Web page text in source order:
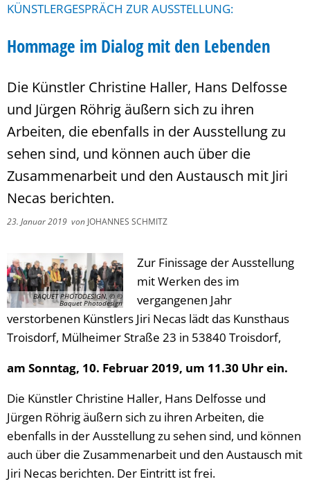
KÜNSTLERGESPRÄCH ZUR AUSSTELLUNG:
Hommage im Dialog mit den Lebenden
Die Künstler Christine Haller, Hans Delfosse
und Jürgen Röhrig äußern sich zu ihren
Arbeiten, die ebenfalls in der Ausstellung zu
sehen sind, und können auch über die
Zusammenarbeit und den Austausch mit Jiri
Necas berichten.
23. Januar 2019 von JOHANNES SCHMITZ
BAQUET PHOTODESIGN, © ©
Baquet Photodesign
Zur Finissage der Ausstellung
mit Werken des im
vergangenen Jahr
verstorbenen Künstlers Jiri Necas lädt das Kunsthaus
Troisdorf, Mülheimer Straße 23 in 53840 Troisdorf,
am Sonntag, 10. Februar 2019, um 11.30 Uhr ein.
Die Künstler Christine Haller, Hans Delfosse und
Jürgen Röhrig äußern sich zu ihren Arbeiten, die
ebenfalls in der Ausstellung zu sehen sind, und können
auch über die Zusammenarbeit und den Austausch mit
Jiri Necas berichten. Der Eintritt ist frei.